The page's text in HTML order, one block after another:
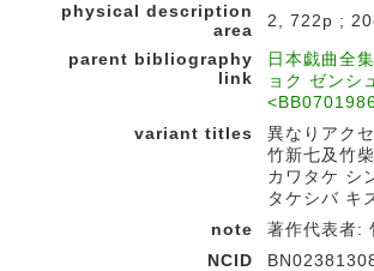
physical description
area
2, 722p ;
parent bibliography
link
日本戯曲全
ョク ゼンシ
variant titles
異なりアク
竹新七及竹
カワタケ シ
タケシバ キ
note
著作代表者:
NCID